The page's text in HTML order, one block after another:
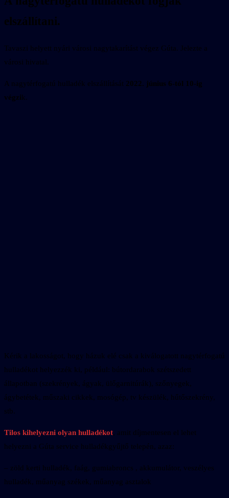
elszállítani.
Tavaszi helyett nyári városi nagytakarítást végez Gúta. Jelezte a
városi hivatal.
A nagytérfogatú hulladék elszállítását 2022. június 6-tól 10-ig
végzik.
Kérik a lakosságot, hogy házuk elé csak a kiválogatott nagytérfogatú
hulladékot helyezzék ki, például: bútordarabok szétszedett
állapotban (szekrények, ágyak, ülőgarnitúrák), szőnyegek,
ágybetétek, műszaki cikkek, mosógép, tv készülék, hűtőszekrény,
stb.
Tilos kihelyezni olyan hulladékot, amit díjmentesen el lehet
helyezni a Gúta service hulladékgyűjtő telepén, azaz:
– zöld kerti hulladék, faág, gumiabroncs , akkumulátor, veszélyes
hulladék, műanyag székek, műanyag asztalok